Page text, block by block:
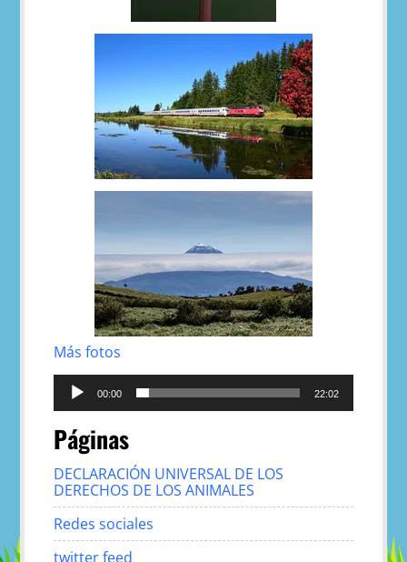
Más fotos
Reproductor
audio
00:00 22:02
Páginas
DECLARACIÓN UNIVERSAL DE LOS
DERECHOS DE LOS ANIMALES
Redes sociales
twitter feed